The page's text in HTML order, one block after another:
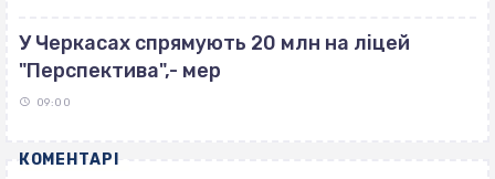
У Черкасах спрямують 20 млн на ліцей
"Перспектива",- мер
09:00
КОМЕНТАРІ